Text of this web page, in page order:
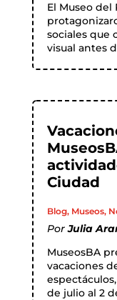
El Museo del
sociales que
visual antes
Ciudad
Blog, Museos,
PorJulia
MuseosBA
vacaciones
de julio al 2